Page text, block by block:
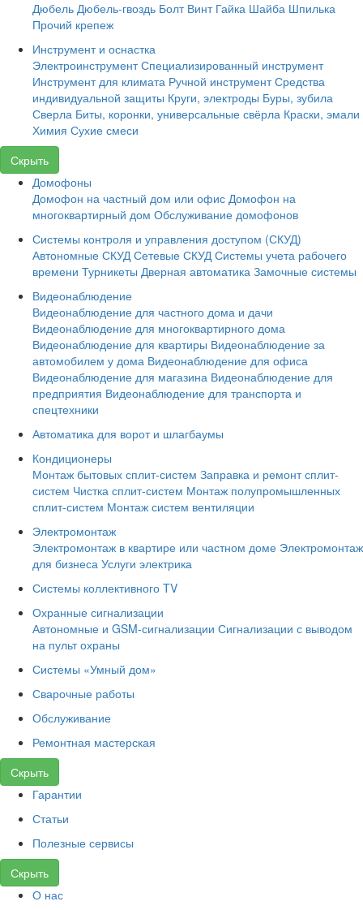
Дюбель Дюбель-гвоздь Болт Винт Гайка Шайба Шпилька
Прочий крепеж
Инструмент и оснастка
Электроинструмент Специализированный инструмент
Инструмент для климата Ручной инструмент Средства
индивидуальной защиты Круги, электроды Буры, зубила
Сверла Биты, коронки, универсальные свёрла Краски, эмали
Химия Сухие смеси
Скрыть
Домофоны
Домофон на частный дом или офис Домофон на
многоквартирный дом Обслуживание домофонов
Системы контроля и управления доступом (СКУД)
Автономные СКУД Сетевые СКУД Системы учета рабочего
времени Турникеты Дверная автоматика Замочные системы
Видеонаблюдение
Видеонаблюдение для частного дома и дачи
Видеонаблюдение для многоквартирного дома
Видеонаблюдение для квартиры Видеонаблюдение за
автомобилем у дома Видеонаблюдение для офиса
Видеонаблюдение для магазина Видеонаблюдение для
предприятия Видеонаблюдение для транспорта и
спецтехники
Автоматика для ворот и шлагбаумы
Кондиционеры
Монтаж бытовых сплит-систем Заправка и ремонт сплит-
систем Чистка сплит-систем Монтаж полупромышленных
сплит-систем Монтаж систем вентиляции
Электромонтаж
Электромонтаж в квартире или частном доме Электромонтаж
для бизнеса Услуги электрика
Системы коллективного TV
Охранные сигнализации
Автономные и GSM-сигнализации Сигнализации с выводом
на пульт охраны
Системы «Умный дом»
Сварочные работы
Обслуживание
Ремонтная мастерская
Скрыть
Гарантии
Статьи
Полезные сервисы
Скрыть
О нас